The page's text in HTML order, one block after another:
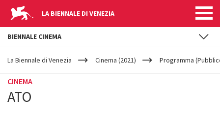
LA BIENNALE DI VENEZIA
YOUR
ARE
La Biennale di Venezia Cinema (2021) Programma
CINEMA
ATO
BIENNALE CINEMA